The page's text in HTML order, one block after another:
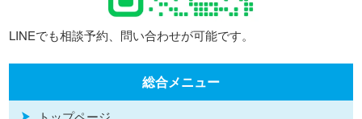
LINEでも相談予約、問い合わせが可能です。
総合メニュー